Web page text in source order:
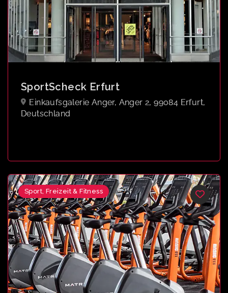
SportScheck Erfurt
Einkaufsgalerie Anger, Anger 2, 99084 Erfurt,
Deutschland
Sport, Freizeit & Fitness